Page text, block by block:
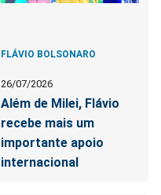
FLÁVIO BOLSONARO
26/07/2026
Além de Milei, Flávio
recebe mais um
importante apoio
internacional